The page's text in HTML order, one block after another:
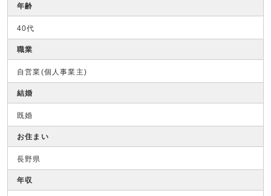
年齢
40代
職業
自営業(個人事業主)
結婚
既婚
お住まい
長野県
年収